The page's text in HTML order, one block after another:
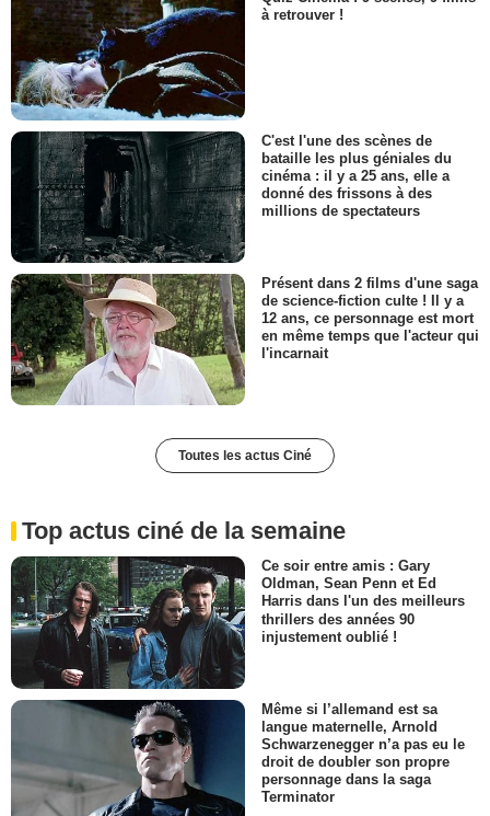
à retrouver !
C'est l'une des scènes de
bataille les plus géniales du
cinéma : il y a 25 ans, elle a
donné des frissons à des
millions de spectateurs
Présent dans 2 films d'une saga
de science-fiction culte ! Il y a
12 ans, ce personnage est mort
en même temps que l'acteur qui
l'incarnait
Toutes les actus Ciné
Top actus ciné de la semaine
Ce soir entre amis : Gary
Oldman, Sean Penn et Ed
Harris dans l'un des meilleurs
thrillers des années 90
injustement oublié !
Même si l’allemand est sa
langue maternelle, Arnold
Schwarzenegger n’a pas eu le
droit de doubler son propre
personnage dans la saga
Terminator